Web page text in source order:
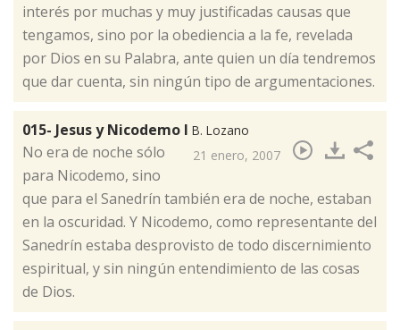
interés por muchas y muy justificadas causas que
tengamos, sino por la obediencia a la fe, revelada
por Dios en su Palabra, ante quien un día tendremos
que dar cuenta, sin ningún tipo de argumentaciones.
015- Jesus y Nicodemo I B. Lozano
21 enero, 2007
​No era de noche sólo
para Nicodemo, sino
que para el Sanedrín también era de noche, estaban
en la oscuridad. Y Nicodemo, como representante del
Sanedrín estaba desprovisto de todo discernimiento
espiritual, y sin ningún entendimiento de las cosas
de Dios.